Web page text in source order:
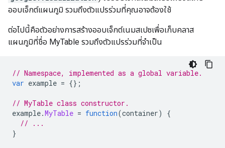
ออบเจ็กต์แผนภูมิ รวมถึงตัวแปรร่วมที่คุณอาจต้องใช้
ต่อไปนี้คือตัวอย่างการสร้างออบเจ็กต์เนมสเปซเพื่อเก็บคลาส
แผนภูมิที่ชื่อ MyTable รวมถึงตัวแปรร่วมที่จำเป็น
// Namespace, implemented as a global variable.
var example = {};
// MyTable class constructor.
example.MyTable = function(container)
{
// ...
}